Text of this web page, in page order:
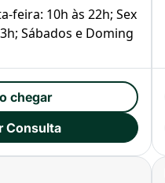
feira: 10h às 22h; Sex
Sábados e Doming
chegar
Consulta